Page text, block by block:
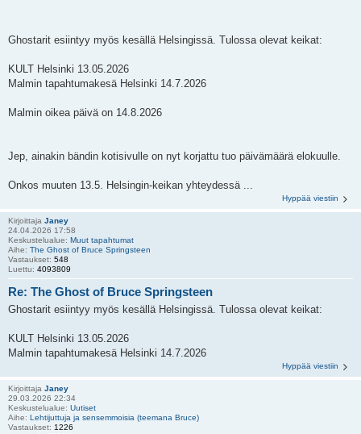
Ghostarit esiintyy myös kesällä Helsingissä. Tulossa olevat keikat:
KULT Helsinki 13.05.2026
Malmin tapahtumakesä Helsinki 14.7.2026
Malmin oikea päivä on 14.8.2026
Jep, ainakin bändin kotisivulle on nyt korjattu tuo päivämäärä elokuulle.
Onkos muuten 13.5. Helsingin-keikan yhteydessä ...
Hyppää viestiin
Kirjoittaja Janey
24.04.2026 17:58
Keskustelualue: Muut tapahtumat
Aihe: The Ghost of Bruce Springsteen
Vastaukset: 548
Luettu: 4093809
Re: The Ghost of Bruce Springsteen
Ghostarit esiintyy myös kesällä Helsingissä. Tulossa olevat keikat:
KULT Helsinki 13.05.2026
Malmin tapahtumakesä Helsinki 14.7.2026
Hyppää viestiin
Kirjoittaja Janey
29.03.2026 22:34
Keskustelualue: Uutiset
Aihe: Lehtijuttuja ja sensemmoisia (teemana Bruce)
Vastaukset: 1226